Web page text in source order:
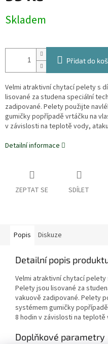
cena:
Skladem
Přidat do
Velmi atraktivní chytací pelety s
lisované za studena speciální
zadipované. Pelety použijte
gumičky popřípadě vrtáčku na
v závislosti na teplotě vody,
Detailní informace
ZEPTAT SE SDÍLET
Popis Diskuze
Detailní popis
Velmi atraktivní chytací
Pelety jsou lisované za
vakuově zadipované. Pelety
systémem gumičky
8 hodin v závislosti na
Doplňkové parametry